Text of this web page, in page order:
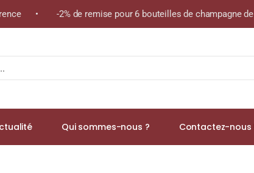
-2% de remise pour 6 bouteilles de champagne de la
Qui sommes-nous ? Contactez-nous